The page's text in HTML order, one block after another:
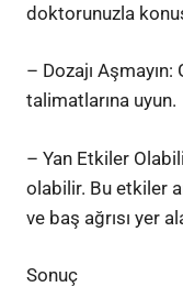
doktorunuzla
– Dozajı Aşmayın:
talimatlarına uyun.
– Yan Etkiler
olabilir. Bu etkiler
ve baş ağrısı yer
Sonuç